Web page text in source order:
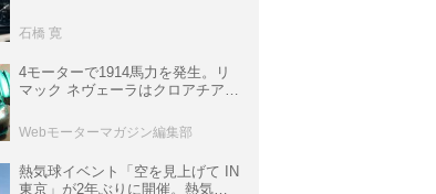
サ」に化けた理由
石橋 寛
4モーターで1914馬力を発生。リ
マック ネヴェーラはクロアチア発
ロニクル・完全版／115】
Webモーターマガジン編集部
熱気球イベント「空を見上げて IN
東京」が2年ぶりに開催。熱気球